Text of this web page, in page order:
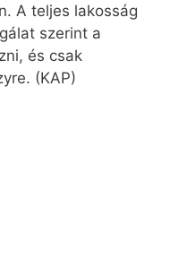
A teljes lakosság
szerint a
és csak
(KAP)